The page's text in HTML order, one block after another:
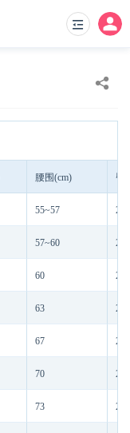
腰围(cm) 臀
55~57 2
57~60 2
60 2
63 2
67 2
70 2
73 2